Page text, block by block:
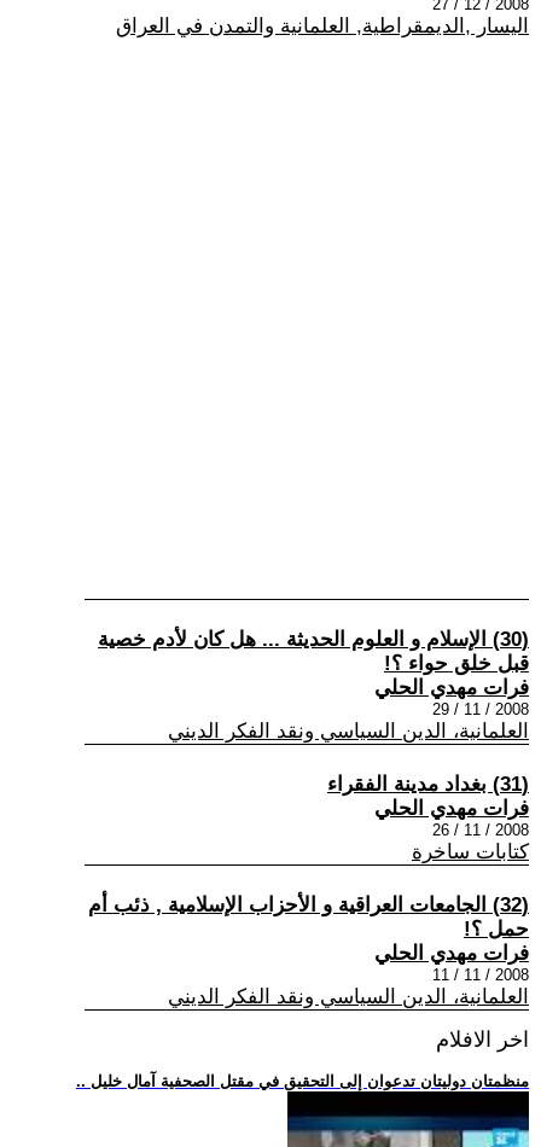
2008 / 12 / 27
اليسار ,الديمقراطية, العلمانية والتمدن في العراق
(30) الإسلام و العلوم الحديثة ... هل كان لأدم خصية
قبل خلق حواء ؟!
فرات مهدي الحلي
2008 / 11 / 29
العلمانية، الدين السياسي ونقد الفكر الديني
(31) بغداد مدينة الفقراء
فرات مهدي الحلي
2008 / 11 / 26
كتابات ساخرة
(32) الجامعات العراقية و الأحزاب الإسلامية , ذئب أم
حمل ؟!
فرات مهدي الحلي
2008 / 11 / 11
العلمانية، الدين السياسي ونقد الفكر الديني
اخر الافلام
.. منظمتان دوليتان تدعوان إلى التحقيق في مقتل الصحفية آمال خليل